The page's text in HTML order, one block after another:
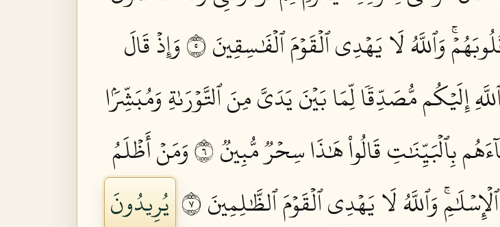
وَٱللَّهُ لَا يَهۡدِي ٱلۡقَوۡمَ ٱلۡفَٰسِقِينَ ٥
وَإِذۡ قَالَ
إِلَيۡكُم مُّصَدِّقٗا لِّمَا بَيۡنَ يَدَيَّ مِنَ ٱلتَّوۡرَىٰةِ وَمُبَشِّرَۢا
بِٱلۡبَيِّنَٰتِ قَالُواْ هَٰذَا سِحۡرٞ مُّبِينٞ ٦
وَمَنۡ أَظۡلَمُ
وَٱللَّهُ لَا يَهۡدِي ٱلۡقَوۡمَ ٱلظَّٰلِمِينَ ٧
يُرِيدُونَ